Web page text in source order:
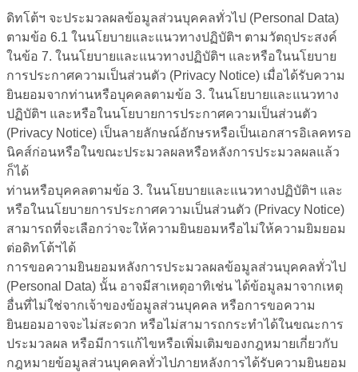
ดิทโต้ฯ จะประมวลผลข้อมูลส่วนบุคคลทั่วไป (Personal Data)
ตามข้อ 6.1 ในนโยบายและแนวทางปฏิบัติฯ ตามวัตถุประสงค์
ในข้อ 7. ในนโยบายและแนวทางปฏิบัติฯ และหรือในนโยบาย
การประกาศความเป็นส่วนตัว (Privacy Notice) เมื่อได้รับความ
ยินยอมจากท่านหรือบุคคลตามข้อ 3. ในนโยบายและแนวทาง
ปฏิบัติฯ และหรือในนโยบายการประกาศความเป็นส่วนตัว
(Privacy Notice) เป็นลายลักษณ์อักษรหรือเป็นเอกสารอิเลคทรอ
นิคส์ก่อนหรือในขณะประมวลผลหรือหลังการประมวลผลแล้ว
ก็ได้
ท่านหรือบุคคลตามข้อ 3. ในนโยบายและแนวทางปฏิบัติฯ และ
หรือในนโยบายการประกาศความเป็นส่วนตัว (Privacy Notice)
สามารถที่จะเลือกว่าจะให้ความยินยอมหรือไม่ให้ความยิมยอม
ต่อดิทโต้ฯได้
การขอความยินยอมหลังการประมวลผลข้อมูลส่วนบุคคลทั่วไป
(Personal Data) นั้น อาจมีสาเหตุอาทิเช่น ได้ข้อมูลมาจากเหตุ
อื่นที่ไม่ใช่จากเจ้าของข้อมูลส่วนบุคคล หรือการขอความ
ยินยอมอาจจะไม่สะดวก หรือไม่สามารถกระทำได้ในขณะการ
ประมวลผล หรือมีการแก้ไขหรือเพิ่มเติมของกฎหมายเกี่ยวกับ
กฎหมายข้อมูลส่วนบุคคลทั่วไปภายหลังการได้รับความยินยอม